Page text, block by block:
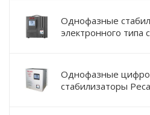
Однофазные
электронного
Однофазные
стабилизаторы